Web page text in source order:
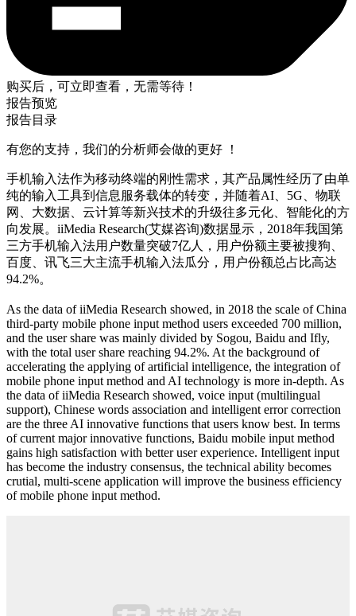
购买后，可立即查看，无需等待！
报告预览
报告目录
有您的支持，我们的分析师会做的更好 ！
手机输入法作为移动终端的刚性需求，其产品属性经历了由单
纯的输入工具到信息服务载体的转变，并随着AI、5G、物联
网、大数据、云计算等新兴技术的升级往多元化、智能化的方
向发展。iiMedia Research(艾媒咨询)数据显示，2018年我国第
三方手机输入法用户数量突破7亿人，用户份额主要被搜狗、
百度、讯飞三大主流手机输入法瓜分，用户份额总占比高达
94.2%。
As the data of iiMedia Research showed, in 2018 the scale of China
third-party mobile phone input method users exceeded 700 million,
and the user share was mainly divided by Sogou, Baidu and Ifly,
with the total user share reaching 94.2%. At the background of
accelerating the applying of artificial intelligence, the integration of
mobile phone input method and AI technology is more in-depth. As
the data of iiMedia Research showed, voice input (multilingual
support), Chinese words association and intelligent error correction
are the three AI innovative functions that users know best. In terms
of current major innovative functions, Baidu mobile input method
gains high satisfaction with better user experience. Intelligent input
has become the industry consensus, the technical ability becomes
crutial, multi-scene application will improve the business efficiency
of mobile phone input method.